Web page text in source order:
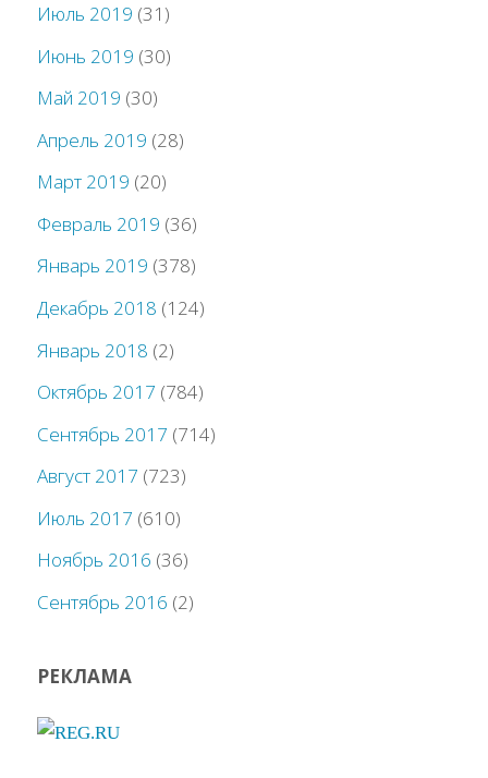
Июль 2019 (31)
Июнь 2019 (30)
Май 2019 (30)
Апрель 2019 (28)
Март 2019 (20)
Февраль 2019 (36)
Январь 2019 (378)
Декабрь 2018 (124)
Январь 2018 (2)
Октябрь 2017 (784)
Сентябрь 2017 (714)
Август 2017 (723)
Июль 2017 (610)
Ноябрь 2016 (36)
Сентябрь 2016 (2)
РЕКЛАМА